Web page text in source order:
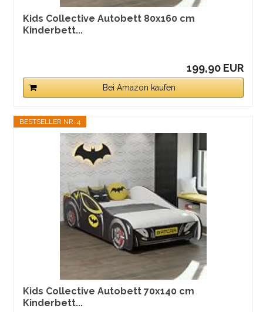
Kids Collective Autobett 80x160 cm
Kinderbett...
199,90 EUR
Bei Amazon kaufen
BESTSELLER NR. 4
Kids Collective Autobett 70x140 cm
Kinderbett...